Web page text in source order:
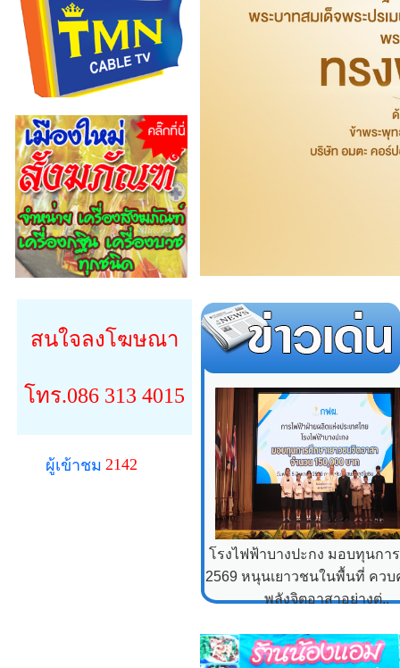
สนใจลงโฆษณา
โทร.086 313 4015
ผู้เข้าชม 2142
โรงไฟฟ้าบางปะกง มอบทุนกา
2569 หนุนเยาวชนในพื้นที่ ควบ
พลังจิตอาสาอย่างต่..